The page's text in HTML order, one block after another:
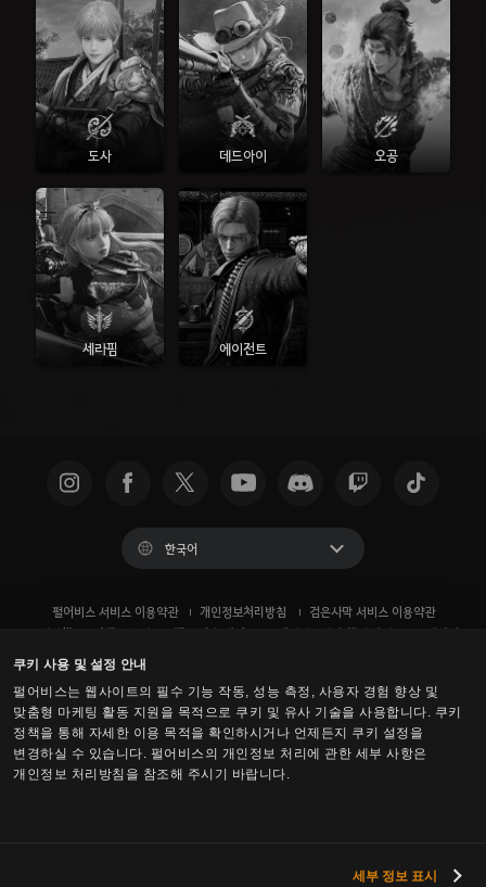
쿠키 사용 및 설정 안내
펄어비스는 웹사이트의 필수 기능 작동, 성능 측정, 사용자 경험 향상 및
맞춤형 마케팅 활동 지원을 목적으로 쿠키 및 유사 기술을 사용합니다. 쿠키
정책을 통해 자세한 이용 목적을 확인하시거나 언제든지 쿠키 설정을
변경하실 수 있습니다. 펄어비스의 개인정보 처리에 관한 세부 사항은
개인정보 처리방침을 참조해 주시기 바랍니다.
세부 정보 표시
도사 데드아이 오공
세라핌 에이전트
한국어
펄어비스 서비스 이용약관 개인정보처리방침
검은사막 서비스 이용약관
운영정책
이벤트 규약 팬 콘텐츠 가이드 개인정보권리 행사 방법
고객센터
쿠키 사용 정책